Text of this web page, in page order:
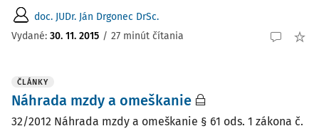
doc. JUDr. Ján Drgonec DrSc.
Vydané: 30. 11. 2015 / 27 minút čítania
ČLÁNKY
Náhrada mzdy a omeškanie
32/2012 Náhrada mzdy a omeškanie § 61 ods. 1 zákona č.